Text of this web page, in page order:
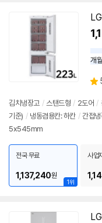
개월
별
점
김치 냉장고 / 스탠드형 / 2도어 /
기준) / 냉동겸용칸: 하칸 / 간접냉
5x545mm
1위
전국 무료
1,137,240원
사업